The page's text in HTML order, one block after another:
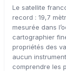
Le satellite
record : 19,7
mesurée dans
cartographier
propriétés des
aucun
comprendre les